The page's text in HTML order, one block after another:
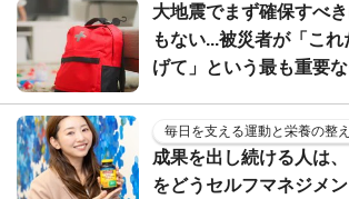
大地震でまず確保すべ
もない...被災者が「こ
げて」という最も重要
毎日を支える運動と栄養の整
成果を出し続ける人は
をどうセルフマネジメ